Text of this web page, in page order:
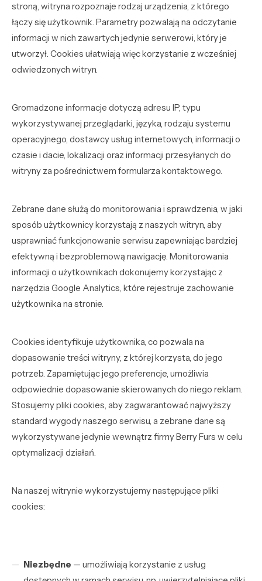
stroną, witryna rozpoznaje rodzaj urządzenia, z którego
łączy się użytkownik. Parametry pozwalają na odczytanie
informacji w nich zawartych jedynie serwerowi, który je
utworzył. Cookies ułatwiają więc korzystanie z wcześniej
odwiedzonych witryn.
Gromadzone informacje dotyczą adresu IP, typu
wykorzystywanej przeglądarki, języka, rodzaju systemu
operacyjnego, dostawcy usług internetowych, informacji o
czasie i dacie, lokalizacji oraz informacji przesyłanych do
witryny za pośrednictwem formularza kontaktowego.
Zebrane dane służą do monitorowania i sprawdzenia, w jaki
sposób użytkownicy korzystają z naszych witryn, aby
usprawniać funkcjonowanie serwisu zapewniając bardziej
efektywną i bezproblemową nawigację. Monitorowania
informacji o użytkownikach dokonujemy korzystając z
narzędzia Google Analytics, które rejestruje zachowanie
użytkownika na stronie.
Cookies identyfikuje użytkownika, co pozwala na
dopasowanie treści witryny, z której korzysta, do jego
potrzeb. Zapamiętując jego preferencje, umożliwia
odpowiednie dopasowanie skierowanych do niego reklam.
Stosujemy pliki cookies, aby zagwarantować najwyższy
standard wygody naszego serwisu, a zebrane dane są
wykorzystywane jedynie wewnątrz firmy Berry Furs w celu
optymalizacji działań.
Na naszej witrynie wykorzystujemy następujące pliki
cookies:
Niezbędne — umożliwiają korzystanie z usług